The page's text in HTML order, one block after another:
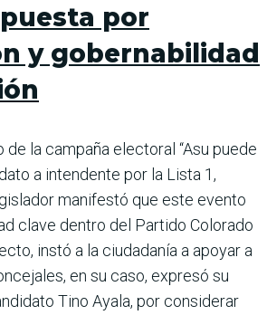
por
y gobernabilidad
de la campaña electoral “Asu puede
a intendente por la Lista 1,
manifestó que este evento
clave dentro del Partido Colorado
instó a la ciudadanía a apoyar a
en su caso, expresó su
Tino Ayala, por considerar